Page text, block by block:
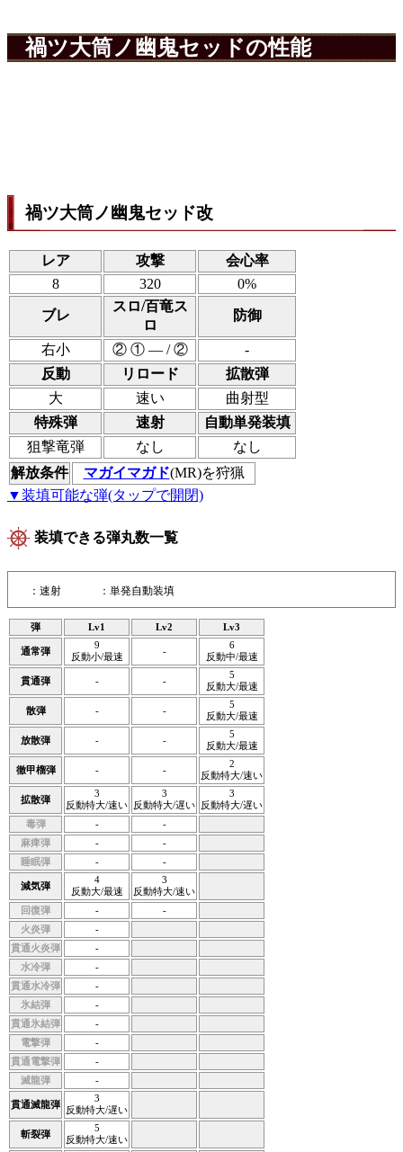
禍ツ大筒ノ幽鬼セッドの性能
禍ツ大筒ノ幽鬼セッド改
レア 攻撃
会心率
8
320 0%
ブレ
スロ/百竜ス
ロ
防御
右小 ② ① ― / ②
-
反動
リロード
拡散弾
大
速い
曲射型
特殊弾
速射
自動単発装填
狙撃竜弾
なし
なし
解放条件
マガイマガド(MR)を狩猟
▼装填可能な弾(タップで開閉)
装填できる弾丸数一覧
：速射 ：単発自動装填
弾 Lv1 Lv2 Lv3
通常弾
9
反動小/最速
-
6
反動中/最速
貫通弾 - -
5
反動大/最速
散弾 - -
5
反動大/最速
放散弾 - -
5
反動大/最速
徹甲榴弾 - -
2
反動特大/速い
拡散弾
3
反動特大/速い
3
反動特大/遅い
3
反動特大/遅い
毒弾
-
-
麻痺弾
-
-
睡眠弾
- -
減気弾
4
反動大/最速
3
反動特大/速い
回復弾
-
-
火炎弾
-
貫通火炎弾
-
水冷弾
-
貫通水冷弾
-
氷結弾
-
貫通氷結弾
-
電撃弾
-
貫通電撃弾
-
滅龍弾
-
貫通滅龍弾
3
反動特大/遅い
斬裂弾
5
反動特大/速い